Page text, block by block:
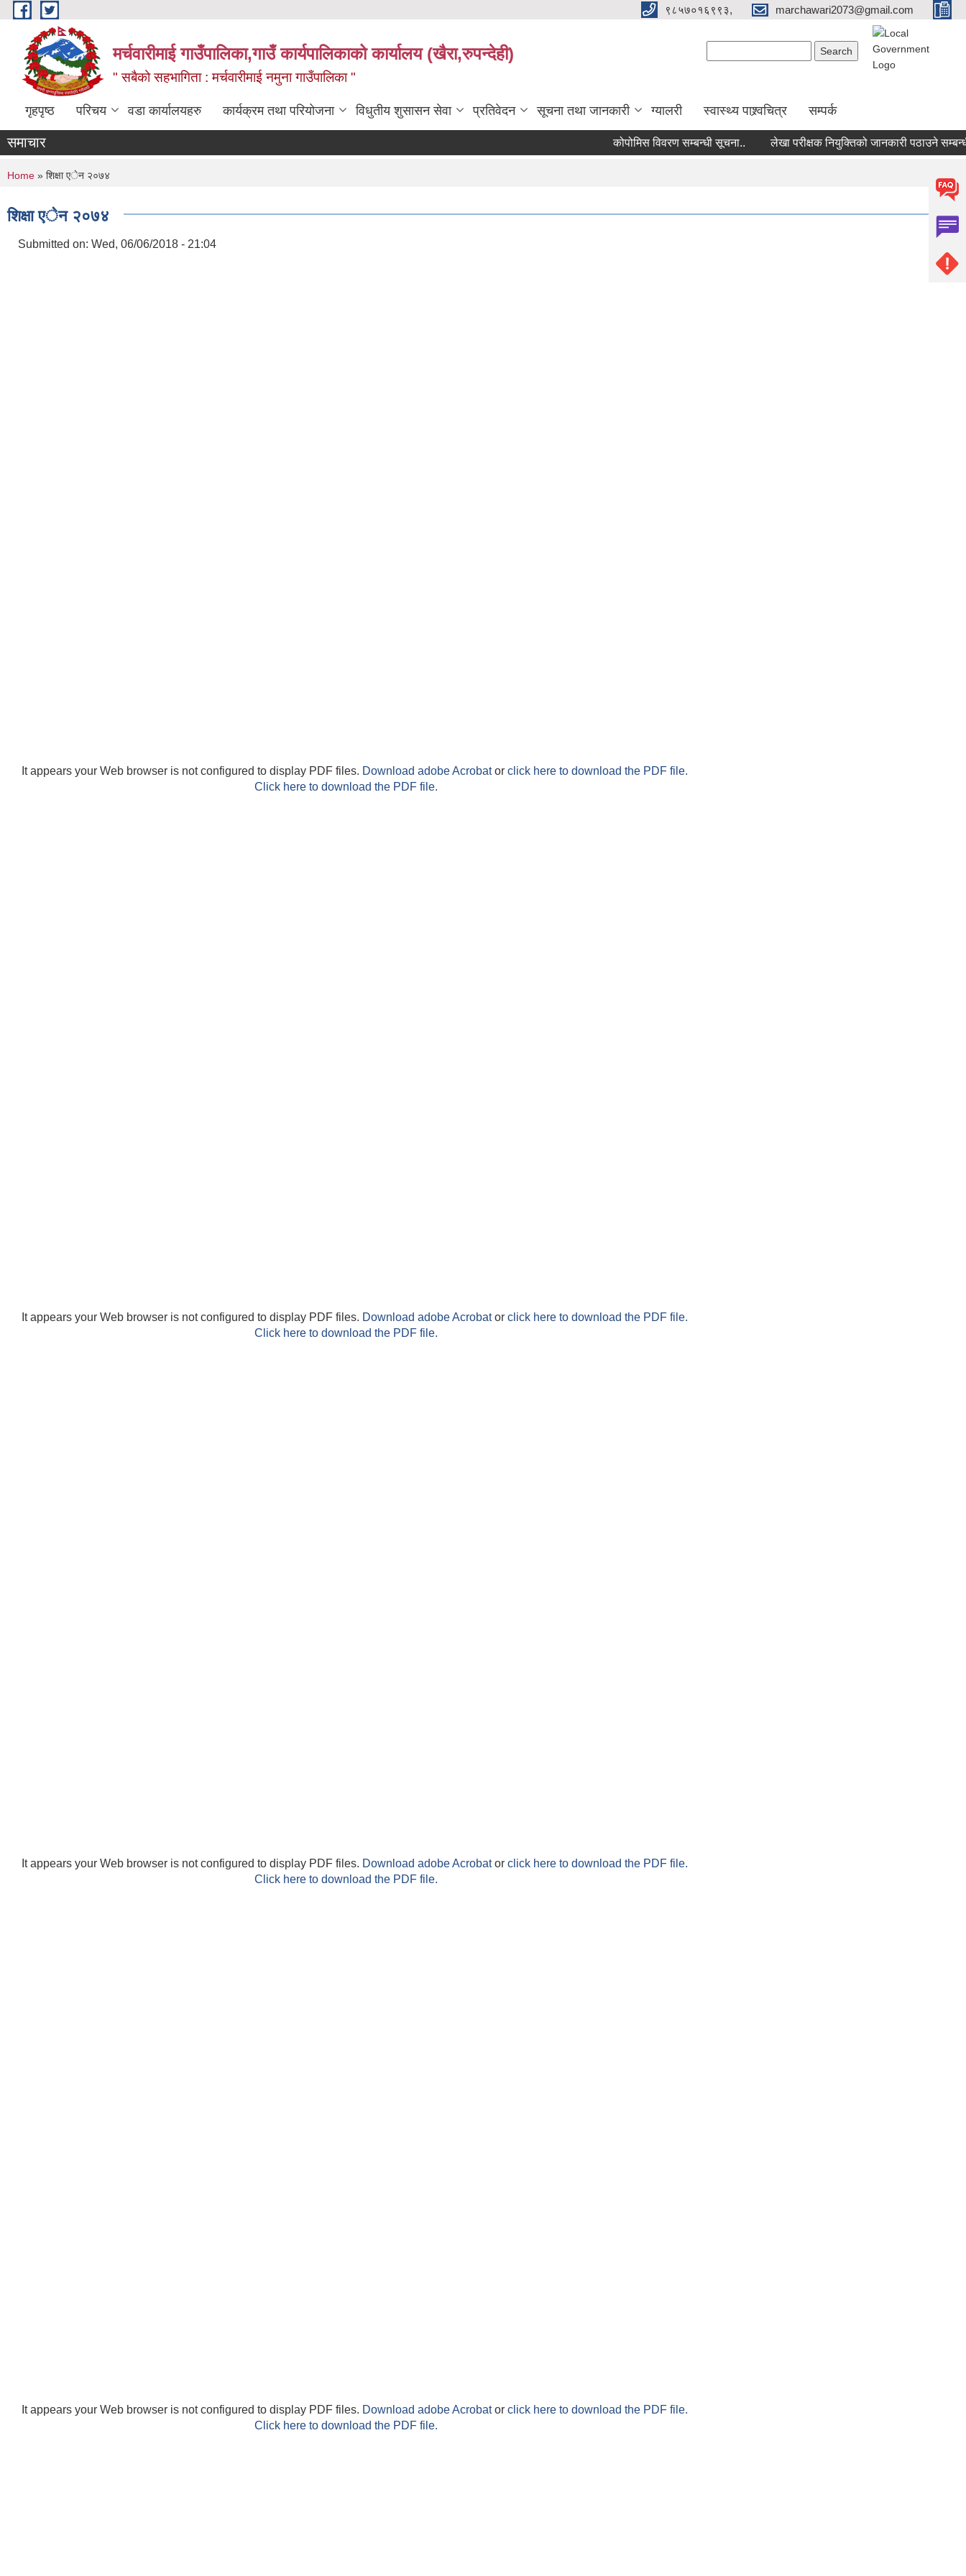
Skip to main content ९८५७०१६९९३, marchawari2073@gmail.com
मर्चवारीमाई गाउँपालिका,गाउँ कार्यपालिकाको कार्यालय (खैरा,रुपन्देही)
" सबैको सहभागिता : मर्चवारीमाई नमुना गाउँपालिका "
गृहपृष्ठ परिचय वडा कार्यालयहरु कार्यक्रम तथा परियोजना विधुतीय शुसासन सेवा प्रतिवेदन सूचना तथा जानकारी ग्यालरी स्वास्थ्य पाश्र्वचित्र सम्पर्क
समाचार कोपोमिस विवरण सम्बन्धी सूचना.. लेखा परीक्षक नियुक्तिको जानकारी पठाउने सम्बन्धी
You are here
Home » शिक्षा एेन २०७४
शिक्षा एेन २०७४
Submitted on: Wed, 06/06/2018 - 21:04
It appears your Web browser is not configured to display PDF files. Download adobe Acrobator click here to download the PDF file.
Click here to download the PDF file.
It appears your Web browser is not configured to display PDF files. Download adobe Acrobator click here to download the PDF file.
Click here to download the PDF file.
It appears your Web browser is not configured to display PDF files. Download adobe Acrobator click here to download the PDF file.
Click here to download the PDF file.
It appears your Web browser is not configured to display PDF files. Download adobe Acrobator click here to download the PDF file.
Click here to download the PDF file.